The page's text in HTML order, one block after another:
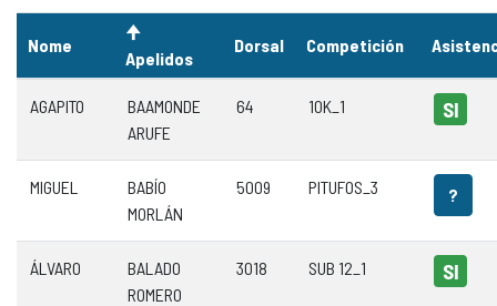
Nome
Apelidos
Dorsal Competición
AGAPITO
BAAMONDE
ARUFE
64 10K_1 SI
MIGUEL
BABÍO
MORLÁN
5009 PITUFOS_3 ?
ÁLVARO
BALADO
ROMERO
3018 SUB 12_1 SI